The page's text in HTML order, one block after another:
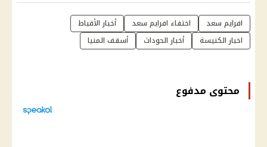
افرايم سعد اختفاء افرايم سعد
أخبار الأقباط
اخبار الكنيسة
أخبار الحوداث أسقف المنيا
محتوى مدفوع